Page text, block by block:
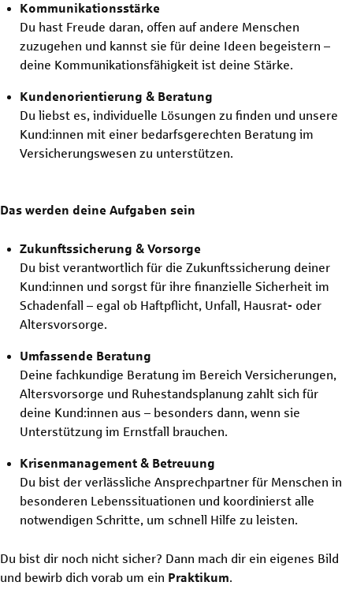
Kommunikationsstärke
Du hast Freude daran, offen auf andere Menschen
zuzugehen und kannst sie für deine Ideen begeistern –
deine Kommunikationsfähigkeit ist deine Stärke.
Kundenorientierung & Beratung
Du liebst es, individuelle Lösungen zu finden und unsere
Kund:innen mit einer bedarfsgerechten Beratung im
Versicherungswesen zu unterstützen.
Das werden deine Aufgaben sein
Zukunftssicherung & Vorsorge
Du bist verantwortlich für die Zukunftssicherung deiner
Kund:innen und sorgst für ihre finanzielle Sicherheit im
Schadenfall – egal ob Haftpflicht, Unfall, Hausrat- oder
Altersvorsorge.
Umfassende Beratung
Deine fachkundige Beratung im Bereich Versicherungen,
Altersvorsorge und Ruhestandsplanung zahlt sich für
deine Kund:innen aus – besonders dann, wenn sie
Unterstützung im Ernstfall brauchen.
Krisenmanagement & Betreuung
Du bist der verlässliche Ansprechpartner für Menschen in
besonderen Lebenssituationen und koordinierst alle
notwendigen Schritte, um schnell Hilfe zu leisten.
Du bist dir noch nicht sicher? Dann mach dir ein eigenes Bild
und bewirb dich vorab um ein Praktikum.